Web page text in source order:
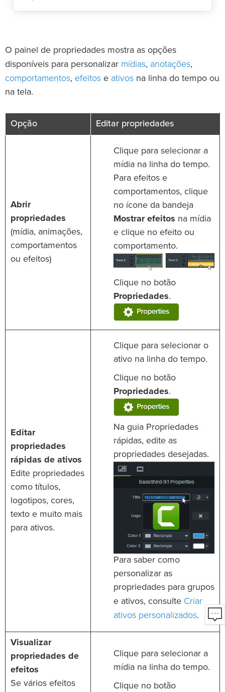
O painel de propriedades mostra as opções
disponíveis para personalizar mídias, anotações,
comportamentos, efeitos e ativos na linha do tempo ou
na tela.
Opção Editar propriedades
Abrir
propriedades
(mídia, animações,
comportamentos
ou efeitos)
Clique para selecionar a
mídia na linha do tempo.
Para efeitos e
comportamentos, clique
no ícone da bandeja
Mostrar efeitos na mídia
e clique no efeito ou
comportamento.
Clique no botão
Propriedades.
Editar
propriedades
rápidas de ativos
Edite propriedades
como títulos,
logotipos, cores,
texto e muito mais
para ativos.
Clique para selecionar o
ativo na linha do tempo.
Clique no botão
Propriedades.
Na guia Propriedades
rápidas, edite as
propriedades desejadas.
Para saber como
personalizar as
propriedades para grupos
e ativos, consulte Criar
ativos personalizados.
Visualizar
propriedades de
efeitos
Se vários efeitos
Clique para selecionar a
mídia na linha do tempo.
Clique no botão